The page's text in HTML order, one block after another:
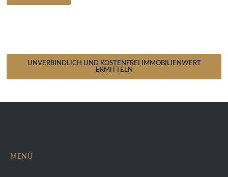
UNVERBINDLICH UND KOSTENFREI IMMOBILIENWERT
ERMITTELN
MENÜ